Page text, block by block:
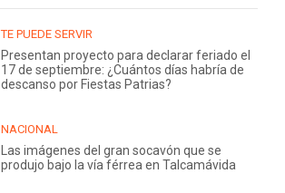
TE PUEDE SERVIR
Presentan proyecto para declarar feriado el
17 de septiembre: ¿Cuántos días habría de
descanso por Fiestas Patrias?
NACIONAL
Las imágenes del gran socavón que se
produjo bajo la vía férrea en Talcamávida